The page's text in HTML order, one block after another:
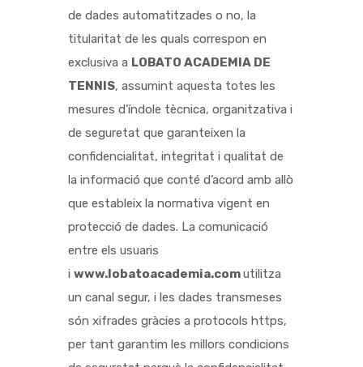
de dades automatitzades o no, la
titularitat de les quals correspon en
exclusiva a LOBATO ACADEMIA DE
TENNIS, assumint aquesta totes les
mesures d’índole tècnica, organitzativa i
de seguretat que garanteixen la
confidencialitat, integritat i qualitat de
la informació que conté d’acord amb allò
que estableix la normativa vigent en
protecció de dades. La comunicació
entre els usuaris
i www.lobatoacademia.comutilitza
un canal segur, i les dades transmeses
són xifrades gràcies a protocols https,
per tant garantim les millors condicions